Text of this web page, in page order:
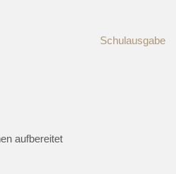
Schulausgabe
aufbereitet